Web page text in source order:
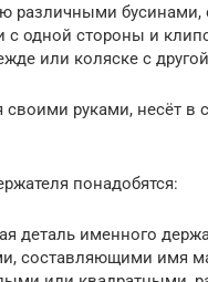
различными бусинами,
с одной стороны и
или коляске с
руками, несёт в
понадобятся:
деталь именного
составляющими имя